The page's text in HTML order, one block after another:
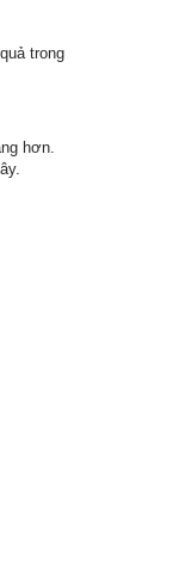
trong
hơn.